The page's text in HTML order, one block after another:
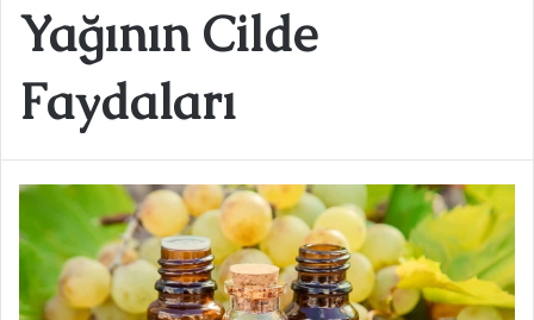
Yağının Cilde
Faydaları